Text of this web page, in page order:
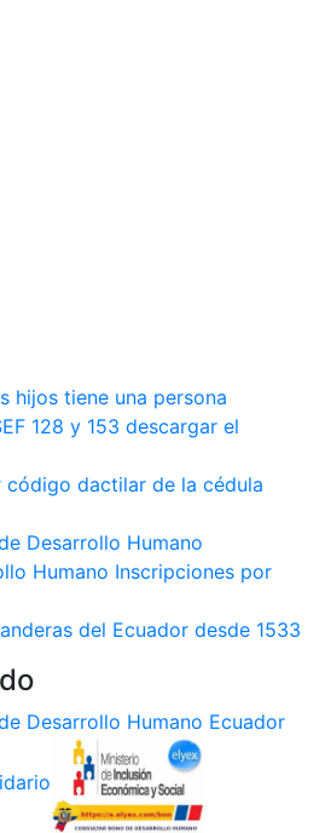
hijos tiene una persona
128 y 153 descargar el
código dactilar de la cédula
Desarrollo Humano
Humano Inscripciones por
del Ecuador desde 1533
Desarrollo Humano Ecuador